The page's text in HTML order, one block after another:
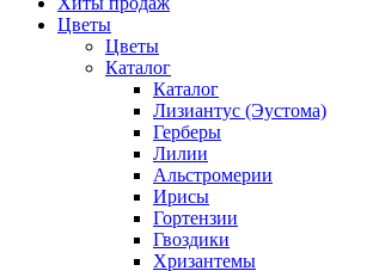
Цветы
Цветы
Каталог
Каталог
Лизиантус (Эустома)
Герберы
Лилии
Альстромерии
Ирисы
Гортензии
Гвоздики
Хризантемы